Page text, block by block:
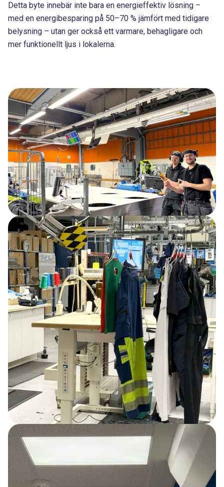
Detta byte innebär inte bara en energieffektiv lösning –
med en energibesparing på 50–70 % jämfört med tidigare
belysning – utan ger också ett varmare, behagligare och
mer funktionellt ljus i lokalerna.